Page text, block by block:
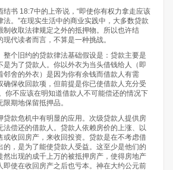
结书 18:7中的上帝说，“即使你有权力拿走应该
法。”在现实生活中的商业实践中，大多数贷款
制收取法律规定之外的抵押物。所以也许结
代读者而言，不算是一种挑战。
整个旧约的贷款律法基础假设是：贷款主要是
是为了贷款人。你以外衣为当头借钱给人（即
邻舍的外衣）是因为你有余钱而借款人有需
确保收回款项，但前提是你已使借款人充分受
你不应该在明知道借款人不可能偿还的情况下
期地保留抵押品。
款危机中有明显的应用。次级贷款人提供房
法偿还的借款人。贷款人依赖房价的上涨、以
或收回房产，来收回投资。贷款是在不考虑借
的，是为了能使贷款人受益。这至少是他们的
然出现的成千上万的被抵押房产，使得房地产
即使在收回房产之后也亏本。神在大约公元前